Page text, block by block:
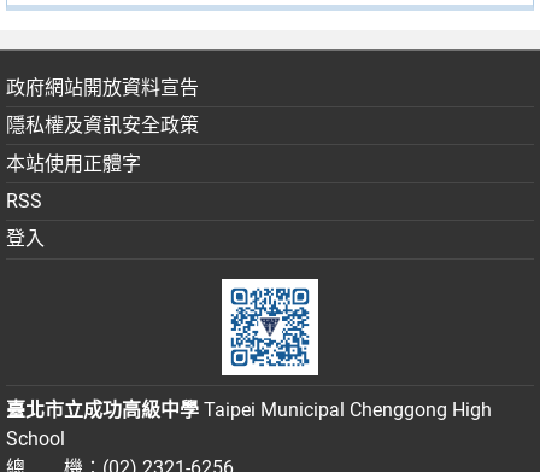
政府網站開放資料宣告
隱私權及資訊安全政策
本站使用正體字
RSS
登入
臺北市立成功高級中學 Taipei Municipal Chenggong High
School
總 機：(02) 2321-6256